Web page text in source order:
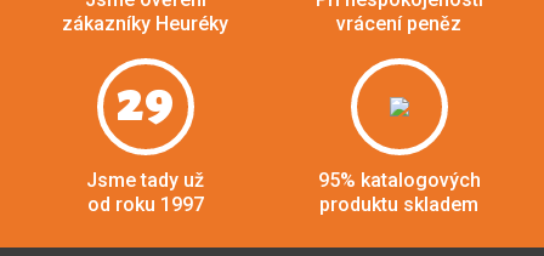
zákazníky Heuréky
vrácení peněz
29
Jsme tady už
od roku 1997
95% katalogových
produktu skladem